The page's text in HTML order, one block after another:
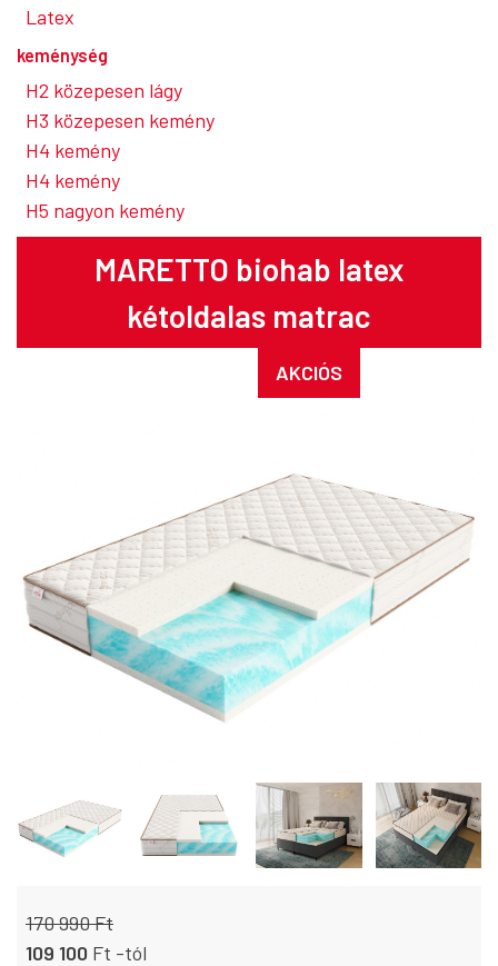
Latex
keménység
H2 közepesen lágy
H3 közepesen kemény
H4 kemény
H4 kemény
H5 nagyon kemény
MARETTO biohab latex
kétoldalas matrac
AKCIÓS
170 990 Ft
109 100 Ft -tól